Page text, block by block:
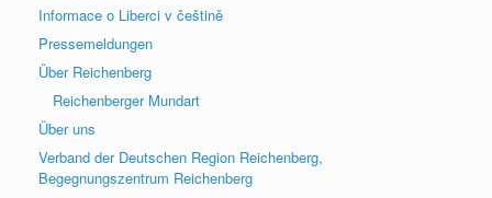
Informace o Liberci v češtině
Pressemeldungen
Über Reichenberg
Reichenberger Mundart
Über uns
Verband der Deutschen Region Reichenberg,
Begegnungszentrum Reichenberg